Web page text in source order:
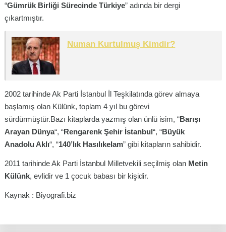
“Gümrük Birliği Sürecinde Türkiye” adında bir dergi
çıkartmıştır.
Numan Kurtulmuş Kimdir?
2002 tarihinde Ak Parti İstanbul İl Teşkilatında görev almaya
başlamış olan Külünk, toplam 4 yıl bu görevi
sürdürmüştür.Bazı kitaplarda yazmış olan ünlü isim, “Barışı
Arayan Dünya“, “Rengarenk Şehir İstanbul“, “Büyük
Anadolu Aklı“, “140’lık Hasılıkelam” gibi kitapların sahibidir.
2011 tarihinde Ak Parti İstanbul Milletvekili seçilmiş olan Metin
Külünk, evlidir ve 1 çocuk babası bir kişidir.
Kaynak : Biyografi.biz